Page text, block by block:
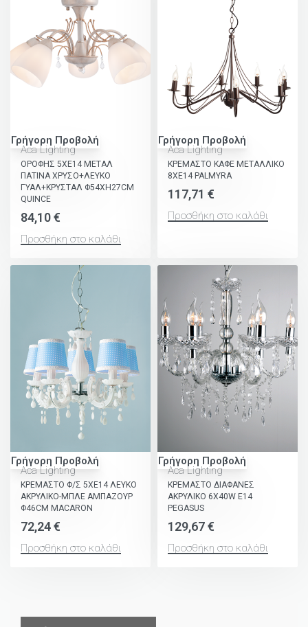
Γρήγορη Προβολή
Aca Lighting
ΟΡΟΦΗΣ 5ΧΕ14 ΜΕΤΑΛ
ΠΑΤΙΝΑ ΧΡΥΣΟ+ΛΕΥΚΟ
ΓΥΑΛ+ΚΡΥΣΤΑΛ Φ54ΧΗ27CM
QUINCE
84,10€
Προσθήκη στο καλάθι
Γρήγορη Προβολή
Aca Lighting
ΚΡΕΜΑΣΤΟ ΚΑΦΕ ΜΕΤΑΛΛΙΚΟ
8ΧΕ14 PALMYRA
117,71 €
Προσθήκη στο καλάθι
Γρήγορη Προβολή
Aca Lighting
ΚΡΕΜΑΣΤΟ Φ/Σ 5ΧΕ14 ΛΕΥΚΟ
ΑΚΡΥΛΙΚΟ-ΜΠΛΕ ΑΜΠΑΖΟΥΡ
Φ46CM MACARON
72,24€
Προσθήκη στο καλάθι
Γρήγορη Προβολή
Aca Lighting
ΚΡΕΜΑΣΤΟ ΔΙΑΦΑΝΕΣ
ΑΚΡΥΛΙΚΟ 6X40W E14
PEGASUS
129,67€
Προσθήκη στο καλάθι